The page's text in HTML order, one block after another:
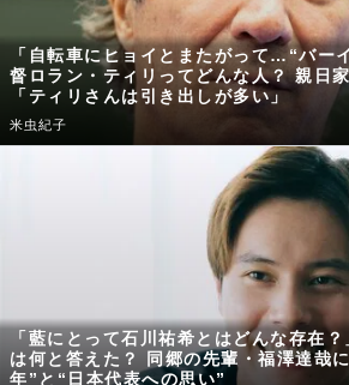
「自転車にヒョイとまたがって…“バー
督ロラン・ティリってどんな人？ 親日
「ティリさんは引き出しが多い」
米虫紀子
「藍にとって石川祐希とはどんな存在
は何と答えた？ 同郷の先輩・福澤達哉
年”と“日本代表への思い”